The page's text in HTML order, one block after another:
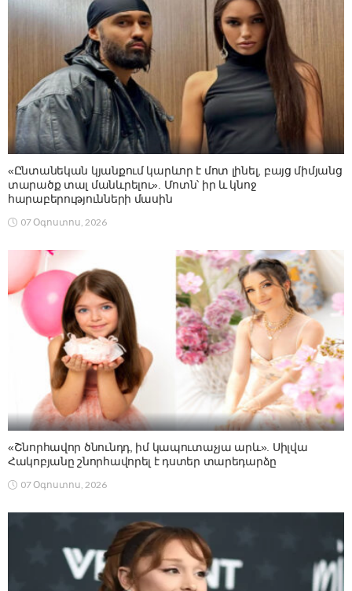
«Ընտանեկան կյանքում կարևոր է մոտ լինել, բայց միմյանց
տարածք տալ մանևրելու». Մոտն՝ իր և կնոջ
հարաբերությունների մասին
07 Օգոստոս, 2026
«Շնորհավոր ծնունդդ, իմ կապուտաչյա արև». Սիլվա
Հակոբյանը շնորհավորել է դստեր տարեդարձը
07 Օգոստոս, 2026